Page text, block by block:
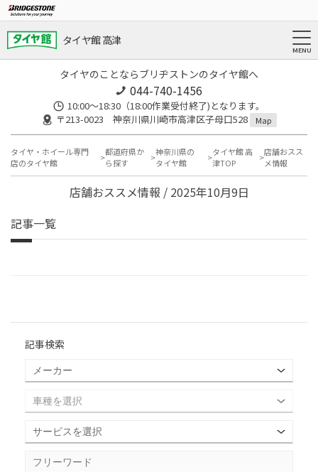
タイヤ館 高津
タイヤのことならブリヂストンのタイヤ館へ
044-740-1456
10:00～18:30（18:00作業受付終了)となります。
〒213-0023 神奈川県川崎市高津区子母口528
Map
タイヤ・ホイール専門
店のタイヤ館
都道府県か
ら探す
神奈川県の
タイヤ館
タイヤ館 高
津TOP
店舗おスス
メ情報
店舗おススメ情報 / 2025年10月9日
記事一覧
記事検索